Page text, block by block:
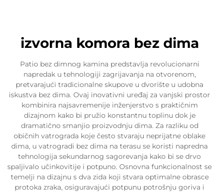
izvorna komora bez dima
Patio bez dimnog kamina predstavlja revolucionarni
napredak u tehnologiji zagrijavanja na otvorenom,
pretvarajući tradicionalne skupove u dvorište u udobna
iskustva bez dima. Ovaj inovativni uređaj za vanjski prostor
kombinira najsavremenije inženjerstvo s praktičnim
dizajnom kako bi pružio konstantnu toplinu dok je
dramatično smanjio proizvodnju dima. Za razliku od
običnih vatrograda koje često stvaraju neprijatne oblake
dima, u vatrogradi bez dima na terasu se koristi napredna
tehnologija sekundarnog sagorevanja kako bi se drvo
spaljivalo učinkovitije i potpuno. Osnovna funkcionalnost se
temelji na dizajnu s dva zida koji stvara optimalne obrasce
protoka zraka, osiguravajući potpunu potrošnju goriva i